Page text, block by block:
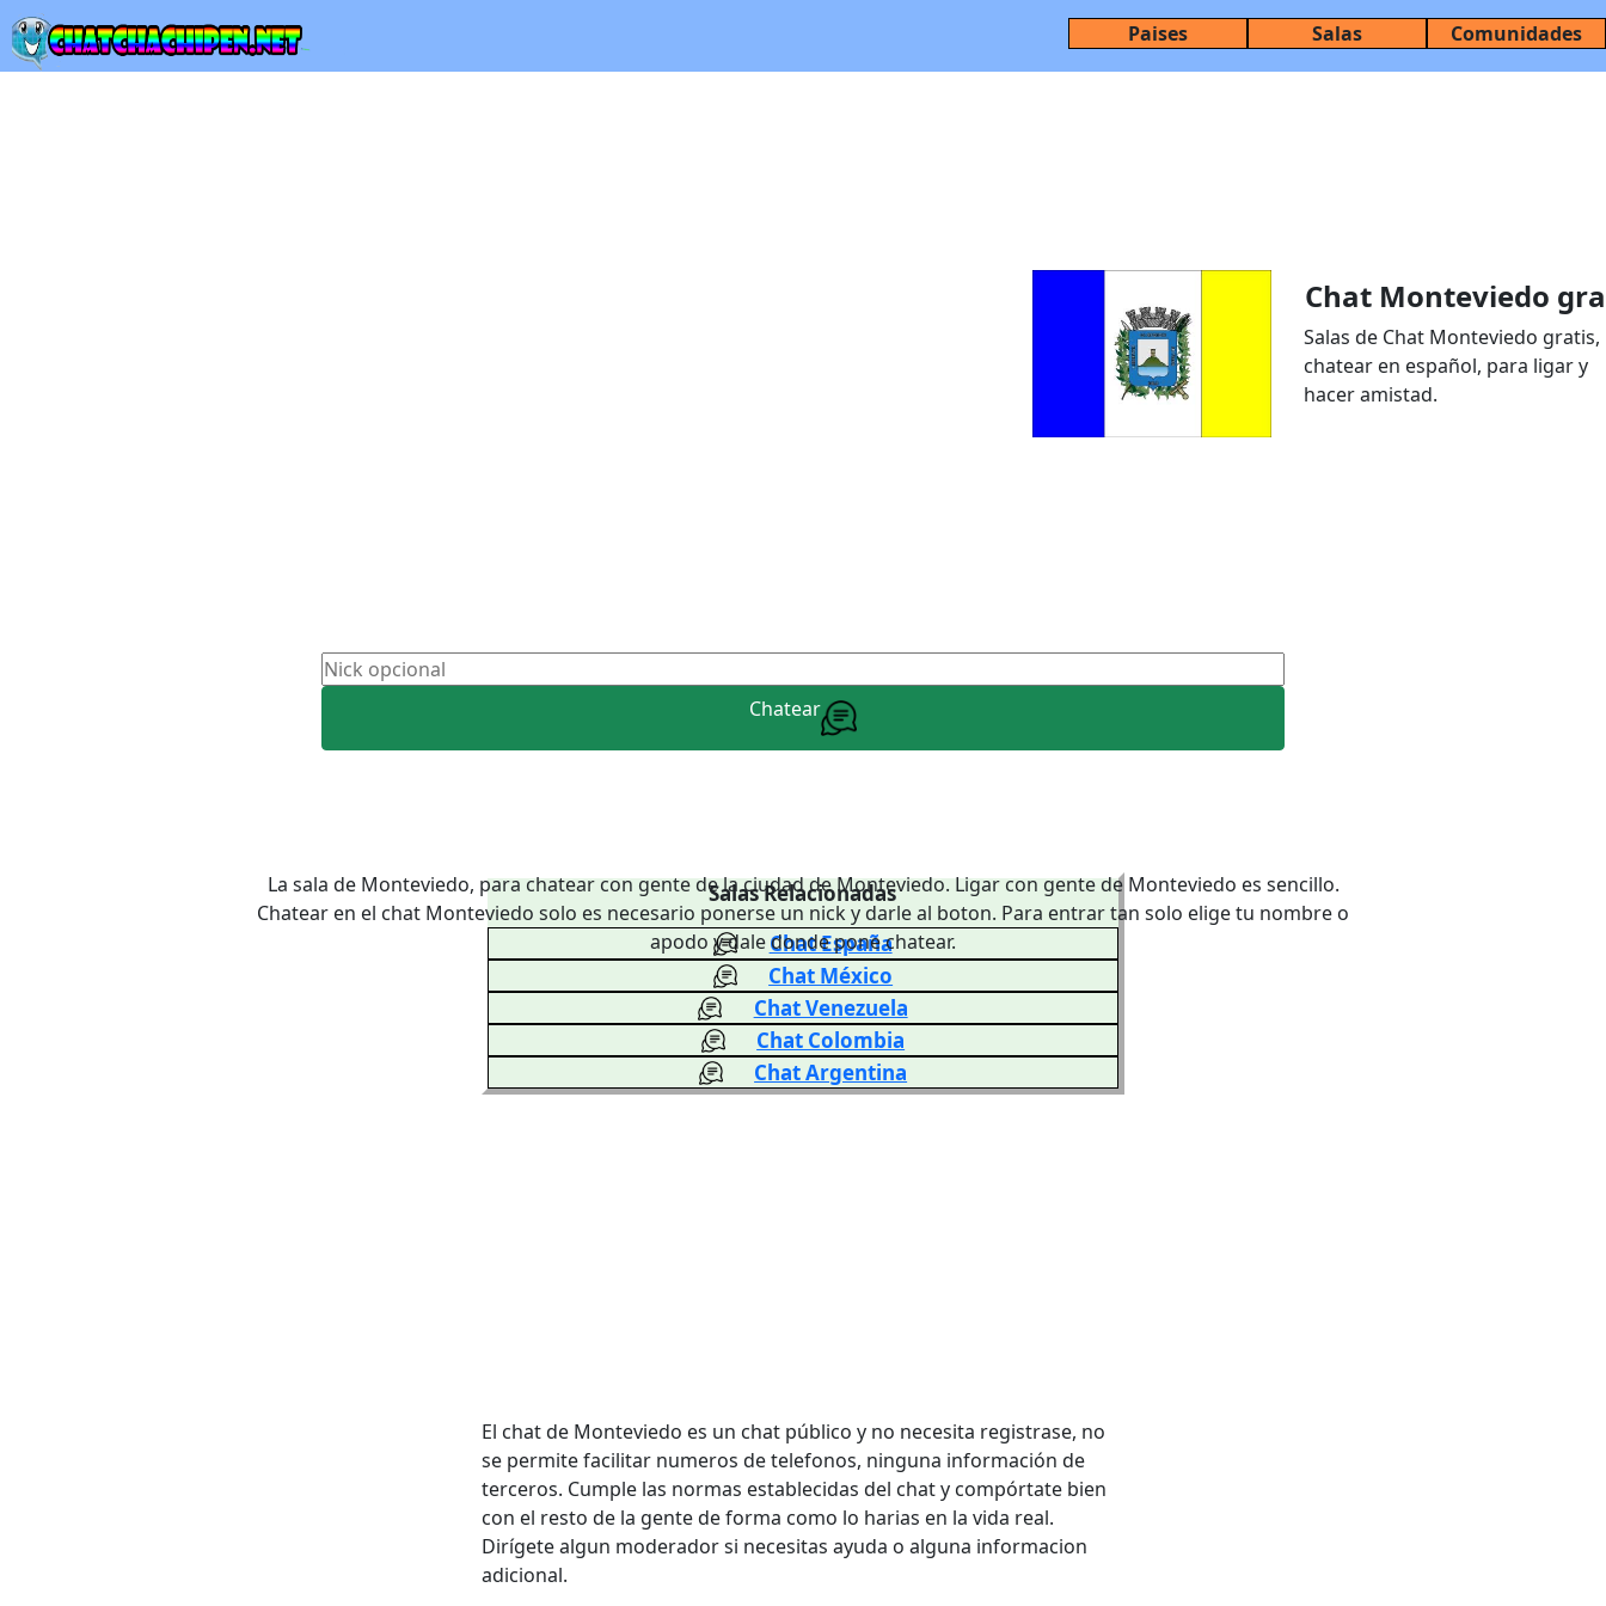
Paises Salas Comunidades
Salas Relacionadas
Chat España
Chat México
Chat Venezuela
Chat Colombia
Chat Argentina
Chat Monteviedo
Salas de Chat Monteviedo gratis,
chatear en español, para ligar y
hacer amistad.
Chatear
La sala de Monteviedo, para chatear con gente de la ciudad de Monteviedo. Ligar con gente de Monteviedo es sencillo.
Chatear en el chat Monteviedo solo es necesario ponerse un nick y darle al boton. Para entrar tan solo elige tu nombre o
apodo y dale donde pone chatear.
El chat de Monteviedo es un chat público y no necesita registrase, no
se permite facilitar numeros de telefonos, ninguna información de
terceros. Cumple las normas establecidas del chat y compórtate bien
con el resto de la gente de forma como lo harias en la vida real.
Dirígete algun moderador si necesitas ayuda o alguna informacion
adicional.